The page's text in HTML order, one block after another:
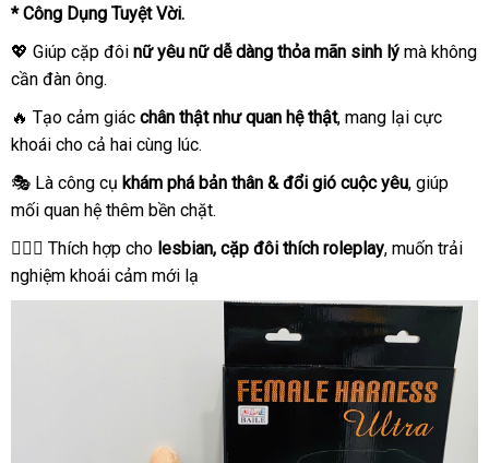
* Công Dụng Tuyệt Vời.
💖 Giúp cặp đôi nữ yêu nữ dễ dàng thỏa mãn sinh lý mà không
cần đàn ông.
🔥 Tạo cảm giác chân thật như quan hệ thật, mang lại cực
khoái cho cả hai cùng lúc.
🎭 Là công cụ khám phá bản thân & đổi gió cuộc yêu, giúp
mối quan hệ thêm bền chặt.
👩‍❤️‍👩 Thích hợp cho lesbian, cặp đôi thích roleplay, muốn trải
nghiệm khoái cảm mới lạ